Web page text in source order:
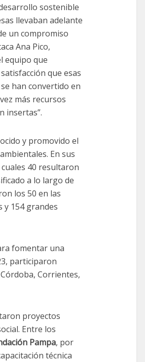
sostenible
llevaban adelante
un compromiso
Ana Pico,
equipo que
que esas
han convertido en
más recursos
insertas”.
y promovido el
En sus
40 resultaron
a lo largo de
los 50 en las
y 154 grandes
fomentar una
participaron
Corrientes,
proyectos
Entre los
Pampa, por
técnica